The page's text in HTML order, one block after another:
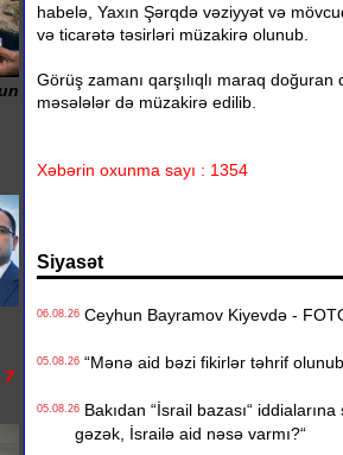
7
habelə, Yaxın Şərqdə vəziyyət və
və ticarətə təsirləri müzakirə olunub.
Görüş zamanı qarşılıqlı maraq
məsələlər də müzakirə edilib.
Xəbərin oxunma sayı : 1354
Siyasət
06.08.26Ceyhun Bayramov Kiyevdə -
05.08.26“Mənə aid bəzi fikirlər təhrif
05.08.26Bakıdan “İsrail bazası“ iddialarına
gəzək, İsrailə aid nəsə varmı?“